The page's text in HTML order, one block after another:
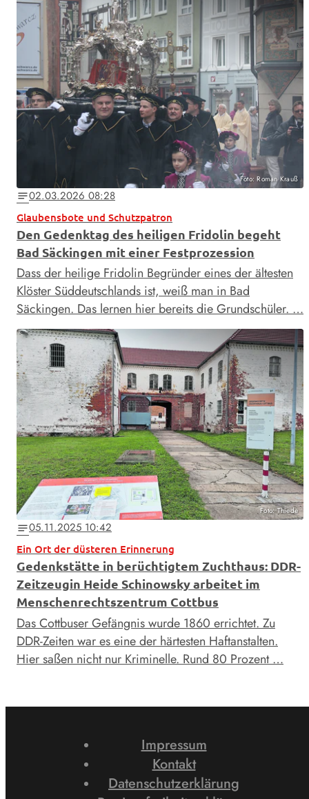
Foto: Roman Krauß
notes02.03.2026 08:28
Glaubensbote und Schutzpatron
Den Gedenktag des heiligen Fridolin begeht
Bad Säckingen mit einer Festprozession
Dass der heilige Fridolin Begründer eines der ältesten
Klöster Süddeutschlands ist, weiß man in Bad
Säckingen. Das lernen hier bereits die Grundschüler. …
Foto: Thiede
notes05.11.2025 10:42
Ein Ort der düsteren Erinnerung
Gedenkstätte in berüchtigtem Zuchthaus: DDR-
Zeitzeugin Heide Schinowsky arbeitet im
Menschenrechtszentrum Cottbus
Das Cottbuser Gefängnis wurde 1860 errichtet. Zu
DDR-Zeiten war es eine der härtesten Haftanstalten.
Hier saßen nicht nur Kriminelle. Rund 80 Prozent …
Impressum
Kontakt
Datenschutzerklärung